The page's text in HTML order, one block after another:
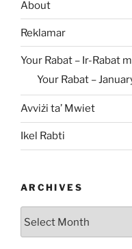
About
Reklamar
Your Rabat – Ir-Rabat
Your Rabat –
Avviżi ta’ Mwiet
Ikel Rabti
ARCHIVES